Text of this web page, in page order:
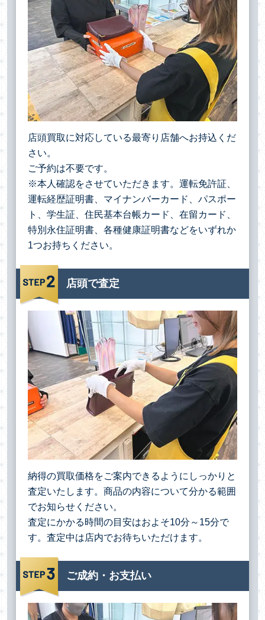
店頭買取に対応している最寄り店舗へお持込くだ
さい。
ご予約は不要です。
※本人確認をさせていただきます。運転免許証、
運転経歴証明書、マイナンバーカード、パスポー
ト、学生証、住民基本台帳カード、在留カード、
特別永住証明書、各種健康証明書などをいずれか
1つお持ちください。
店頭で査定
納得の買取価格をご案内できるようにしっかりと
査定いたします。商品の内容について分かる範囲
でお知らせください。
査定にかかる時間の目安はおよそ10分～15分で
す。査定中は店内でお待ちいただけます。
ご成約・お支払い